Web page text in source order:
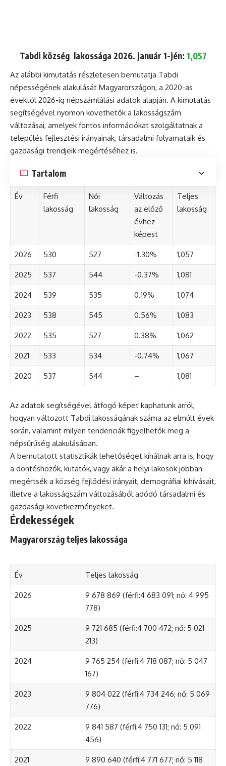
Tabdi község lakossága 2026. január 1-jén: 1,057
Az alábbi kimutatás részletesen bemutatja Tabdi
népességének alakulását Magyarországon, a 2020-as
évektől 2026-ig népszámlálási adatok alapján. A kimutatás
segítségével nyomon követhetők a lakosságszám
változásai, amelyek fontos információkat szolgáltatnak a
település fejlesztési irányainak, társadalmi folyamataik és
gazdasági trendjeik megértéséhez is.
Tartalom
Év
Férfi
lakosság
Női
lakosság
Változás
az előző
évhez
képest
Teljes
lakosság
2026 530 527 -1.30% 1,057
2025 537 544 -0.37% 1,081
2024 539 535 0.19% 1,074
2023 538 545 0.56% 1,083
2022 535 527 0.38% 1,062
2021 533 534 -0.74% 1,067
2020 537 544 – 1,081
Az adatok segítségével átfogó képet kaphatunk arról,
hogyan változott Tabdi lakosságának száma az elmúlt évek
során, valamint milyen tendenciák figyelhetők meg a
népsűrűség alakulásában.
A bemutatott statisztikák lehetőséget kínálnak arra is, hogy
a döntéshozók, kutatók, vagy akár a helyi lakosok jobban
megértsék a község fejlődési irányait, demográfiai kihívásait,
illetve a lakosságszám változásából adódó társadalmi és
gazdasági következményeket.
Érdekességek
Magyarország teljes lakossága
Év Teljes lakosság
2026
9 678 869 (férfi:4 683 091; nő: 4 995
778)
2025
9 721 685 (férfi:4 700 472; nő: 5 021
213)
2024
9 765 254 (férfi:4 718 087; nő: 5 047
167)
2023
9 804 022 (férfi:4 734 246; nő: 5 069
776)
2022
9 841 587 (férfi:4 750 131; nő: 5 091
456)
2021
9 890 640 (férfi:4 771 677; nő: 5 118